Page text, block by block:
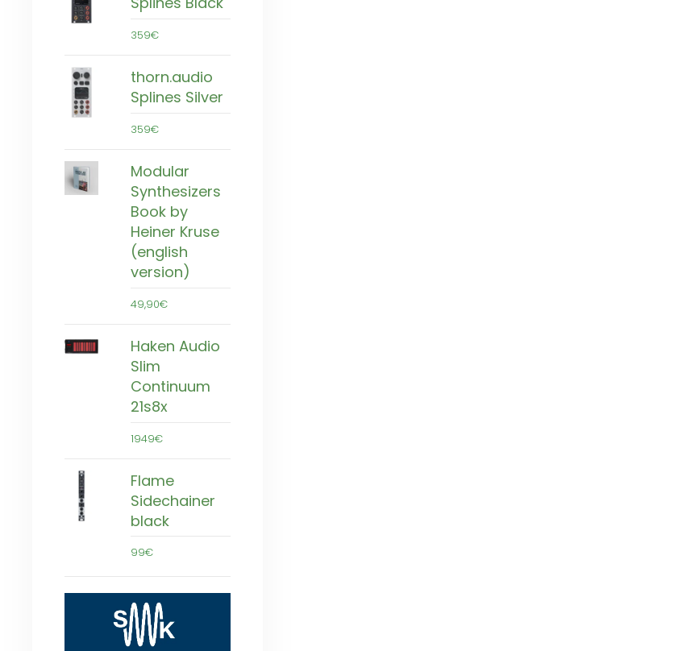
359€
thorn.audio
Splines Silver
359€
Modular
Synthesizers
Book by
Heiner Kruse
(english
version)
49,90€
Haken Audio
Slim
Continuum
21s8x
1949€
Flame
Sidechainer
black
99€